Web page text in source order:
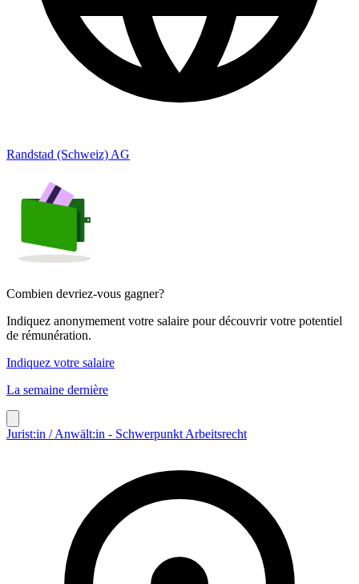
Randstad (Schweiz) AG
Combien devriez-vous gagner?
Indiquez anonymement votre salaire pour découvrir votre potentiel
de rémunération.
Indiquez votre salaire
La semaine dernière
Jurist:in / Anwält:in - Schwerpunkt Arbeitsrecht